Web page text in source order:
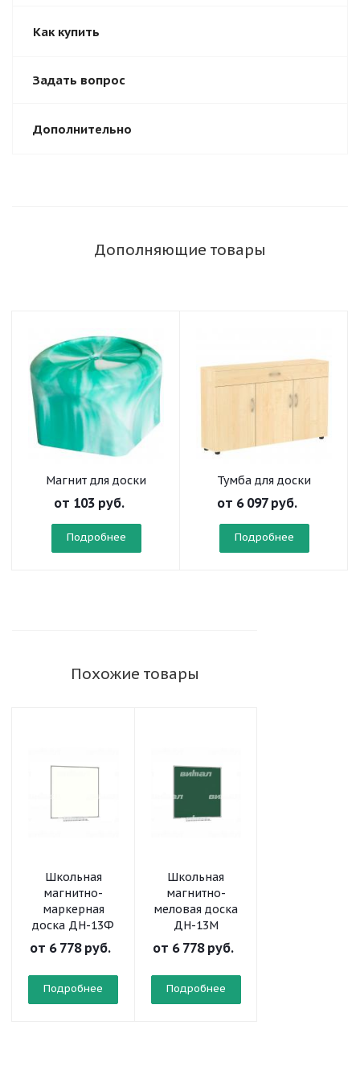
Как купить
Задать вопрос
Дополнительно
Дополняющие товары
Магнит для доски
от 103 руб.
Подробнее
Тумба для доски
от 6 097 руб.
Подробнее
Похожие товары
Школьная
магнитно-
маркерная
доска ДН-13Ф
от 6 778 руб.
Подробнее
Школьная
магнитно-
меловая доска
ДН-13М
от 6 778 руб.
Подробнее